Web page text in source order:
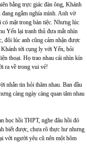
bằng trực giác đàn ông, Khánh
ngắm nghía mình. Anh vờ
mặt trong bàn tiệc. Nhưng lúc
Yến lại tranh thủ đưa mắt nhìn
đôi lúc anh cũng cảm nhận được
Khánh tới cụng ly với Yến, hỏi
thoại. Họ trao nhau cái nhìn kín
ra về trong vui vẻ!
nhắn tin hỏi thăm nhau. Ban đầu
càng ngày càng quan tâm nhau
học hồi THPT, nghe đâu hồi đó
biết được, chưa rõ thực hư nhưng
với người yêu cũ nên một hôm